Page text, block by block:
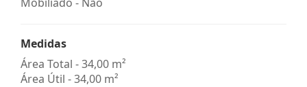
Medidas
Área Total - 34,00 m²
Área Útil - 34,00 m²